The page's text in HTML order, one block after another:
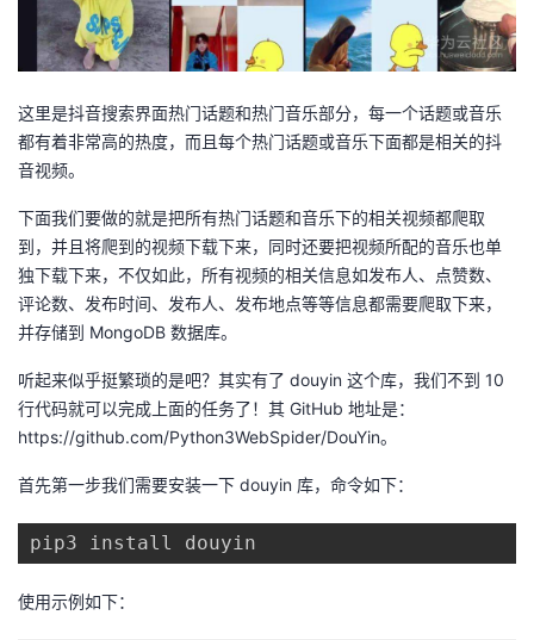
证
实
验
的
收
藏
持
建
议
这里是抖音搜索界面热门话题和热门音乐部分，每一个话题或音乐
都有着非常高的热度，而且每个热门话题或音乐下面都是相关的抖
音视频。
下面我们要做的就是把所有热门话题和音乐下的相关视频都爬取
到，并且将爬到的视频下载下来，同时还要把视频所配的音乐也单
独下载下来，不仅如此，所有视频的相关信息如发布人、点赞数、
评论数、发布时间、发布人、发布地点等等信息都需要爬取下来，
并存储到 MongoDB 数据库。
听起来似乎挺繁琐的是吧？其实有了 douyin 这个库，我们不到 10
行代码就可以完成上面的任务了！其 GitHub 地址是：
https://github.com/Python3WebSpider/DouYin。
首先第一步我们需要安装一下 douyin 库，命令如下：
pip3 install douyin
使用示例如下：